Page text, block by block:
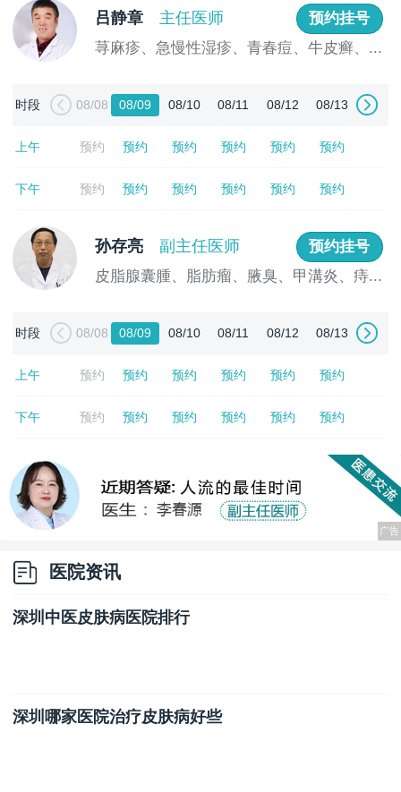
吕静章 主任医师
预约挂号
荨麻疹、急慢性湿疹、青春痘、牛皮癣、...
时段 08/08 08/09 08/10 08/11 08/12 08/13
上午 预约 预约 预约 预约 预约 预约
下午 预约 预约 预约 预约 预约 预约
孙存亮 副主任医师
预约挂号
皮脂腺囊腫、脂肪瘤、腋臭、甲溝炎、痔...
时段 08/08 08/09 08/10 08/11 08/12 08/13
上午 预约 预约 预约 预约 预约 预约
下午 预约 预约 预约 预约 预约 预约
医院资讯
深圳中医皮肤病医院排行
深圳哪家医院治疗皮肤病好些